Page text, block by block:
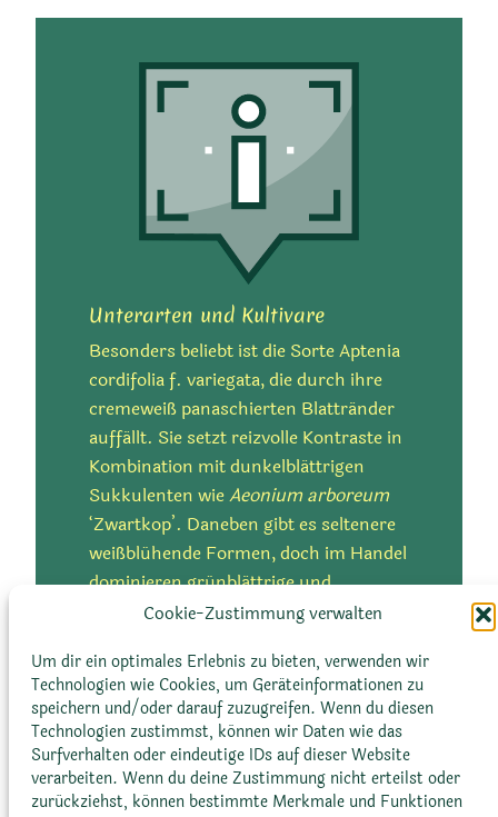
Cookie-Zustimmung verwalten
Um dir ein optimales Erlebnis zu bieten, verwenden wir
Technologien wie Cookies, um Geräteinformationen zu
speichern und/oder darauf zuzugreifen. Wenn du diesen
Technologien zustimmst, können wir Daten wie das
Surfverhalten oder eindeutige IDs auf dieser Website
verarbeiten. Wenn du deine Zustimmung nicht erteilst oder
zurückziehst, können bestimmte Merkmale und Funktionen
Wuchsform
Reich verzweigt,
kriechend, niederliegend
Größe
Höhe:5 bis 10 cm
Durchmesser:
Bis zu 60 cm
Unterarten und Kultivare
Besonders beliebt ist die Sorte Aptenia
cordifolia f. variegata, die durch ihre
cremeweiß panaschierten Blattränder
auffällt. Sie setzt reizvolle Kontraste in
Kombination mit dunkelblättrigen
Sukkulenten wieAeonium arboreum
‘Zwartkop’. Daneben gibt es seltenere
weißblühende Formen, doch im Handel
dominieren grünblättrige und
variegierte Varianten.
Aptenia cordifolia Pflege
Standort